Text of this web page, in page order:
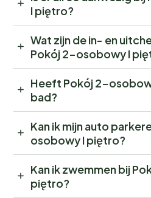
I piętro?
Wat zijn de in- en
Pokój 2-osobowy I
Heeft Pokój 2-
bad?
Kan ik mijn auto
osobowy I piętro?
Kan ik zwemmen bij
piętro?